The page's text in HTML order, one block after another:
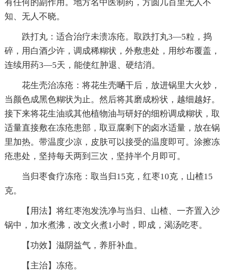
有任何的副作用。地方名中医制药，方圆几百里无人不
知、无人不晓。
跌打丸：适合治疗未溃冻疮。取跌打丸3—5粒，捣
碎，用白酒少许，调成稀糊状，外敷患处，用纱布覆盖，
连续用药3—5天，能使红肿退、硬结消。
花生壳治冻疮：将花生壳嗮干后，放进锅里大火炒，
当颜色成黑色糊状为止。然后将其磨成粉状，越细越好。
接下来将花生油或其他植物油与研好的细粉调成糊状，取
适量直接敷在冻疮患部，取豆腐剩下的卤水适量，放在锅
里加热。带温度少凉，皮肤可以接受的温度即可。涂擦冻
疮患处，坚持每天两到三次，坚持半个月即可。
当归枣食疗冻疮：取当归15克，红枣10克，山楂15
克。
【用法】将红枣泡发洗净与当归、山楂、一齐置入沙
锅中，加水煮沸，改文火煮1小时，即成，渴汤吃枣。
【功效】滋阴益气，养肝补血。
【主治】冻疮。